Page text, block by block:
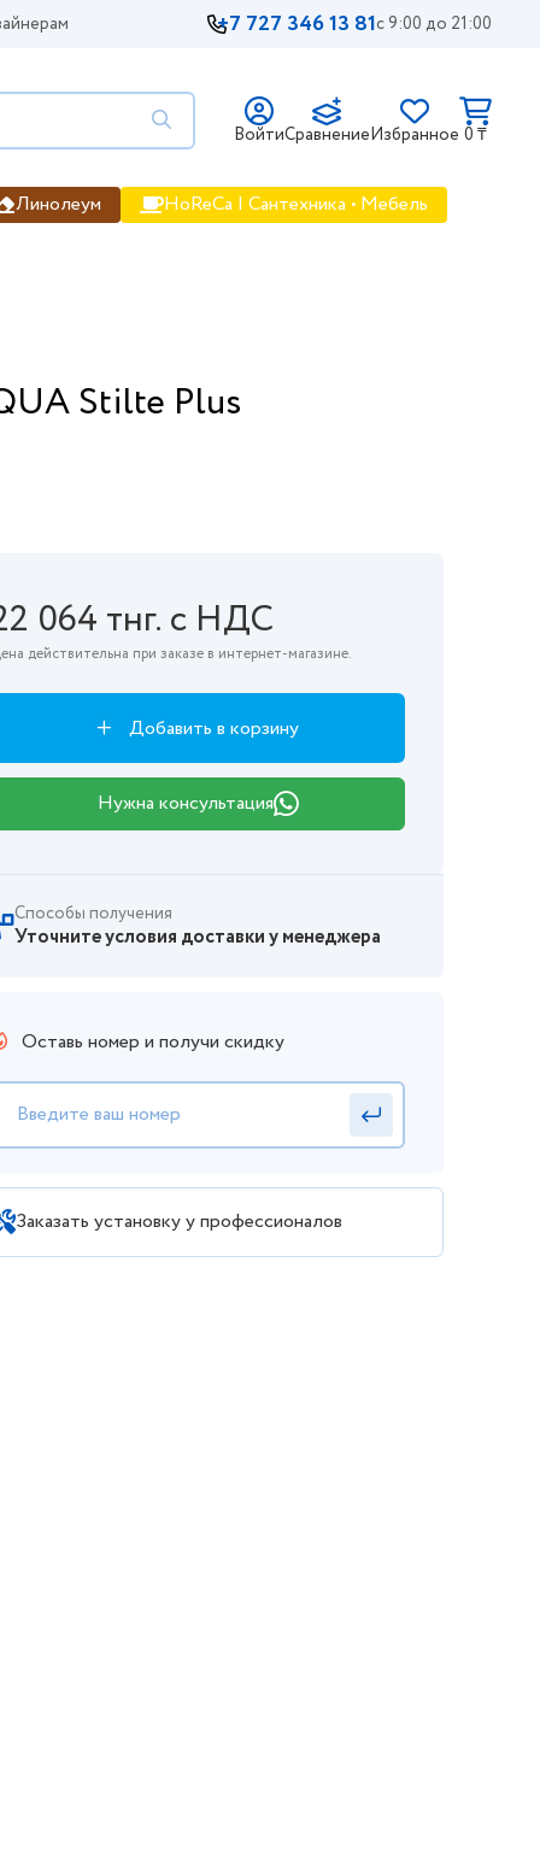
+7 727 346 13 81с 9:00 до 21:00
ВойтиСравнениеИзбранное 0 ₸
Линолеум HoReCa | Сантехника • Мебель
Stilte Plus
064 тнг. с НДС
действительна при заказе в интернет-магазине.
Добавить в корзину
Нужна консультация
Способы получения
Уточните условия доставки у менеджера
Оставь номер и получи скидку
Заказать установку у профессионалов